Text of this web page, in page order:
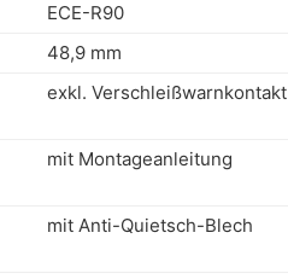
ECE-R90
48,9 mm
exkl. Verschleißwarnkontakt
mit Montageanleitung
mit Anti-Quietsch-Blech